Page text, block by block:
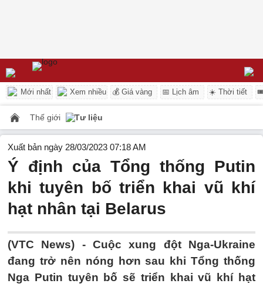
Mới nhất Xem nhiều 💰 Giá vàng 📅 Lịch âm ☀️ Thời tiết
Thế giới Tư liệu
Xuất bản ngày 28/03/2023 07:18 AM
Ý định của Tổng thống Putin
khi tuyên bố triển khai vũ khí
hạt nhân tại Belarus
(VTC News) - Cuộc xung đột Nga-Ukraine
đang trở nên nóng hơn sau khi Tổng thống
Nga Putin tuyên bố sẽ triển khai vũ khí hạt